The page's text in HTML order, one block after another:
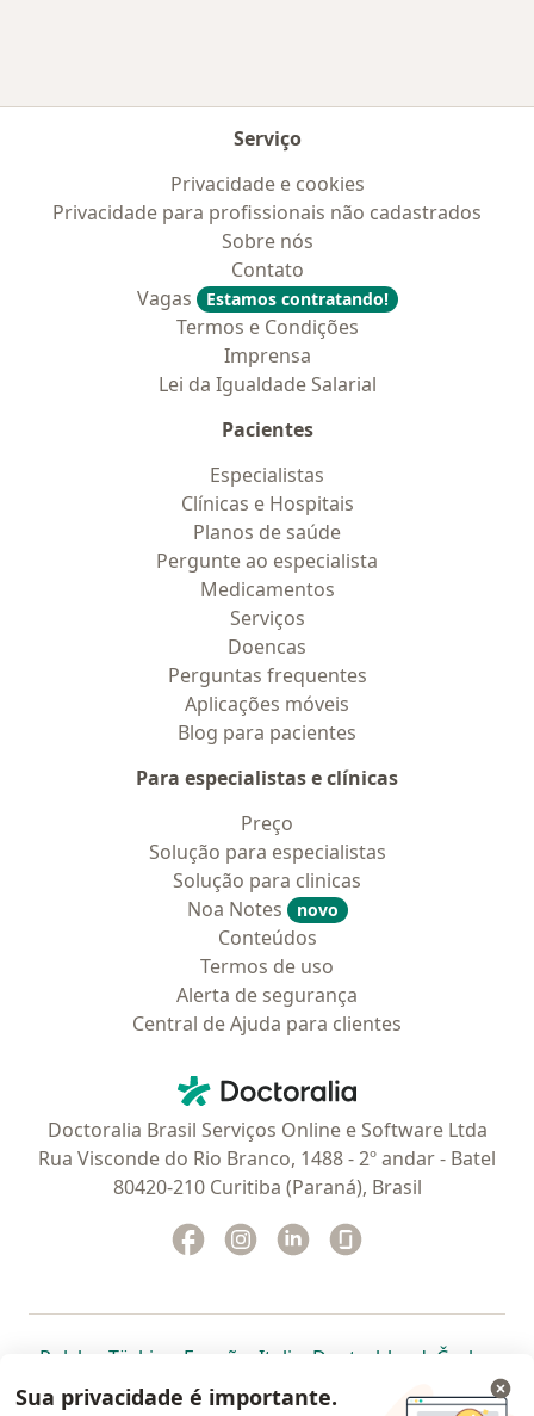
Serviço
Privacidade e cookies
Privacidade para profissionais não cadastrados
Sobre nós
Contato
Vagas
Estamos contratando!
Termos e Condições
Imprensa
Lei da Igualdade Salarial
Pacientes
Especialistas
Clínicas e Hospitais
Planos de saúde
Pergunte ao especialista
Medicamentos
Serviços
Doencas
Perguntas frequentes
Aplicações móveis
Blog para pacientes
Para especialistas e clínicas
Preço
Solução para especialistas
Solução para clinicas
Noa Notes
novo
Conteúdos
Termos de uso
Alerta de segurança
Central de Ajuda para clientes
Doctoralia - Homepage
Doctoralia Brasil Serviços Online e Software Ltda
Rua Visconde do Rio Branco, 1488 - 2º andar - Batel
80420-210 Curitiba (Paraná), Brasil
Facebook
abre num novo separador
Instagram
abre num novo separador
Linkedin
abre num novo
Polska abre num novo separador
Türkiye abre num novo separador
España abre num novo separador
Italia abre num novo
Deutschlandabre num
Česko
Portugal abre num novo separador
, México abre num novo separador
, abre num novo separador
Brasil abre num novoabre num
abre
Sua privacidade é importante.